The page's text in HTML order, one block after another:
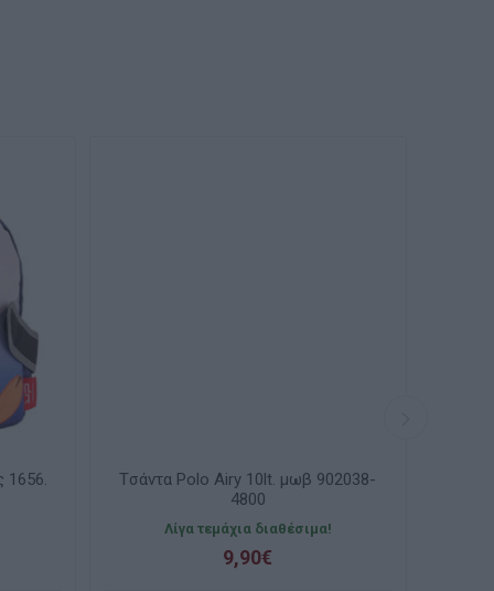
1656.
Tσάντα Polo Airy 10lt. μωβ 902038-
4800
Λίγα τεμάχια διαθέσιμα!
9,90€